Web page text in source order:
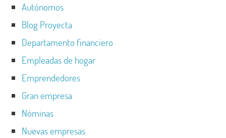
Autónomos
Blog Proyecta
Departamento financiero
Empleadas de hogar
Emprendedores
Gran empresa
Nóminas
Nuevas empresas